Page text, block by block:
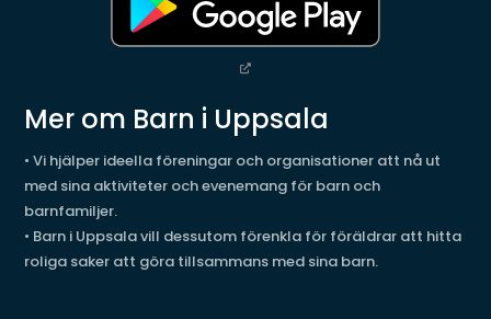
Mer om Barn i Uppsala
• Vi hjälper ideella föreningar och organisationer att nå ut
med sina aktiviteter och evenemang för barn och
barnfamiljer.
• Barn i Uppsala vill dessutom förenkla för föräldrar att hitta
roliga saker att göra tillsammans med sina barn.